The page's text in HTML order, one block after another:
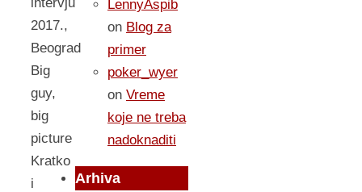
2017.,
Beograd
Big
guy,
big
picture
Kratko
i
LennyAspib
on Blog za
primer
poker_wyer
on Vreme
koje ne treba
nadoknaditi
Arhiva